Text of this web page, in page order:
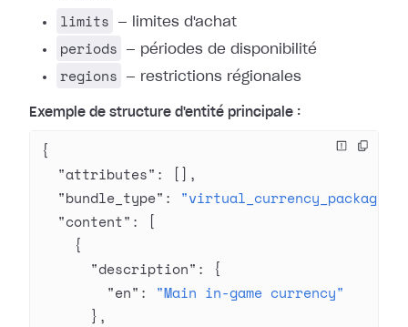
limits — limites d'achat
periods — périodes de disponibilité
regions — restrictions régionales
Exemple de structure d'entité principale :
{
  "attributes"
: [],
  "bundle_type"
: "virtual_currency_package"
  "content"
: [
    {
      "description"
: {
        "en"
: "Main in-game currency"
      },